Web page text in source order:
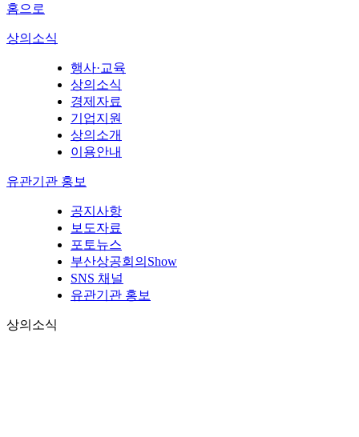
홈으로
상의소식
행사·교육
상의소식
경제자료
기업지원
상의소개
이용안내
유관기관 홍보
공지사항
보도자료
포토뉴스
부산상공회의Show
SNS 채널
유관기관 홍보
상의소식